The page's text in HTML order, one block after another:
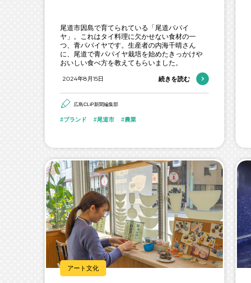
尾道市因島で育てられている「尾道パパイ
ヤ」。これはタイ料理に欠かせない食材の一
つ、青パパイヤです。生産者の内海千晴さん
に、尾道で青パパイヤ栽培を始めたきっかけや
おいしい食べ方を教えてもらいました。
2024年8月15日 続きを読む
広島CLiP新聞編集部
ブランド 尾道市 農業
アート文化